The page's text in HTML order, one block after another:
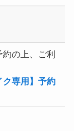
の上、ご利
専用】予約